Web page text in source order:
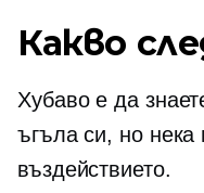
Какво
Хубаво е да
ъгъла си, но нека
въздействието.